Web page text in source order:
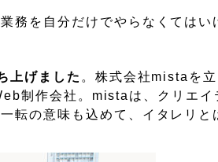
務を自分だけでやらなくてはい
上げました 。株式会社mistaを
制作会社。mistaは、クリエイ
転の意味も込めて、イタレリと